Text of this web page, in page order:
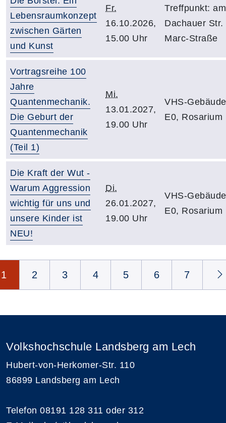
Lebensraumkonzept
zwischen Gärten
und Kunst
Fr.
16.10.2026,
15.00 Uhr
Treffpunkt:
Dachauer
Marc-Straße
Vortragsreihe 100
Jahre
Quantenmechanik.
Die Geburt der
Quantenmechanik
(Teil 1)
Mi.
13.01.2027,
19.00 Uhr
VHS-
E0, Rosarium
Die Kraft der Wut -
Warum Aggression
wichtig für uns und
unsere Kinder ist
NEU!
Di.
26.01.2027,
19.00 Uhr
VHS-
E0, Rosarium
1 2 3 4 5 6 7
Volkshochschule Landsberg am Lech
Hubert-von-Herkomer-Str. 110
86899 Landsberg am Lech
Telefon 08191 128 311 oder 312